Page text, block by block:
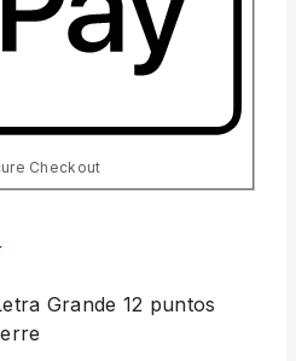
Checkout
Grande 12 puntos